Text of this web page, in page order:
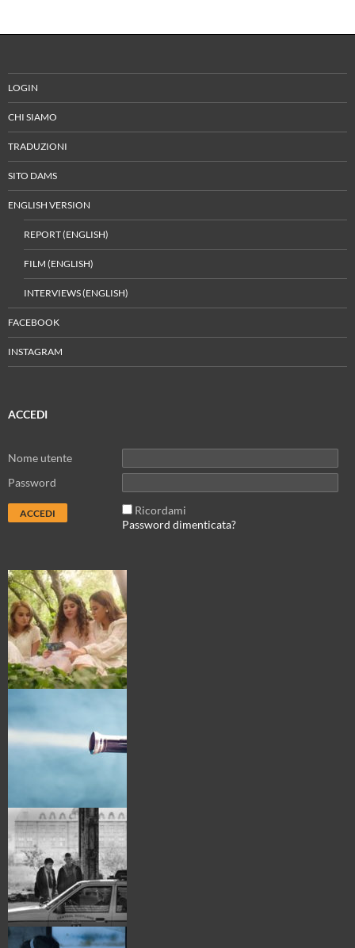
LOGIN
CHI SIAMO
TRADUZIONI
SITO DAMS
ENGLISH VERSION
REPORT (ENGLISH)
FILM (ENGLISH)
INTERVIEWS (ENGLISH)
FACEBOOK
INSTAGRAM
ACCEDI
Nome utente
Password
Ricordami
Password dimenticata?